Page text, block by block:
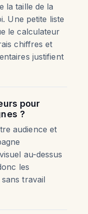
la taille de la
Une petite liste
le calculateur
chiffres et
justifient
pour
?
audience et
au-dessus
les
travail